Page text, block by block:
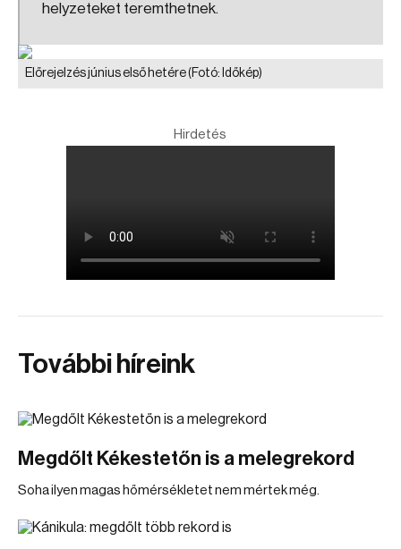
helyzeteket teremthetnek.
Előrejelzés június első hetére(Fotó: Időkép)
Hirdetés
További híreink
Megdőlt Kékestetőn is a melegrekord
Soha ilyen magas hőmérsékletet nem mértek még.